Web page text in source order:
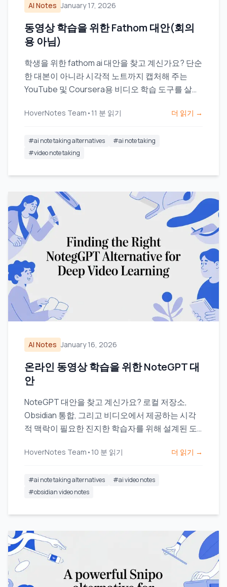
AI Notes January 17, 2026
동영상 학습을 위한 Fathom 대안(회의
용 아님)
학생을 위한 fathom ai 대안을 찾고 계신가요? 단순
한 대본이 아니라 시각적 노트까지 캡처해 주는
YouTube 및 Coursera용 비디오 학습 도구를 살펴
HoverNotes Team • 11 분 읽기 더 읽기 →
#ai note taking alternatives #ai note taking
#video note taking
AI Notes January 16, 2026
온라인 동영상 학습을 위한 NoteGPT 대
안
NoteGPT 대안을 찾고 계신가요? 로컬 저장소,
Obsidian 통합, 그리고 비디오에서 제공하는 시각
적 맥락이 필요한 진지한 학습자를 위해 설계된 도
HoverNotes Team • 10 분 읽기 더 읽기 →
#ai note taking alternatives #ai video notes
#obsidian video notes